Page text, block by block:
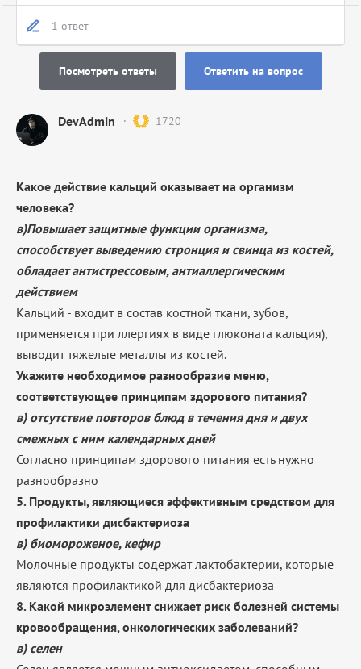
1 ответ
Посмотреть ответы Ответить на вопрос
DevAdmin 1720
Какое действие кальций оказывает на организм
человека?
в)Повышает защитные функции организма,
способствует выведению стронция и свинца из костей,
обладает антистрессовым, антиаллергическим
действием
Кальций - входит в состав костной ткани, зубов,
применяется при ллергиях в виде глюконата кальция),
выводит тяжелые металлы из костей.
Укажите необходимое разнообразие меню,
соответствующее принципам здорового питания?
в) отсутствие повторов блюд в течения дня и двух
смежных с ним календарных дней
Согласно принципам здорового питания есть нужно
разнообразно
5. Продукты, являющиеся эффективным средством для
профилактики дисбактериоза
в) биомороженое, кефир
Молочные продукты содержат лактобактерии, которые
являются профилактикой для дисбактериоза
8. Какой микроэлемент снижает риск болезней системы
кровообращения, онкологических заболеваний?
в) селен